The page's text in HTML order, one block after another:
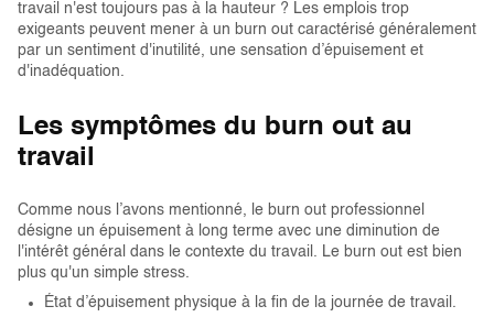
travail n'est toujours pas à la hauteur ? Les emplois trop
exigeants peuvent mener à un burn out caractérisé généralement
par un sentiment d'inutilité, une sensation d’épuisement et
d'inadéquation.
Les symptômes du burn out au
travail
Comme nous l’avons mentionné, le burn out professionnel
désigne un épuisement à long terme avec une diminution de
l'intérêt général dans le contexte du travail. Le burn out est bien
plus qu'un simple stress.
État d’épuisement physique à la fin de la journée de travail.